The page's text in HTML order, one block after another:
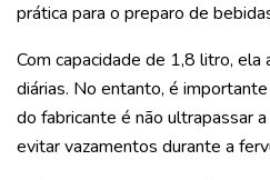
prática para o preparo de
Com capacidade de 1,8 litro,
diárias. No entanto, é
do fabricante é não ultrapassar
evitar vazamentos durante a